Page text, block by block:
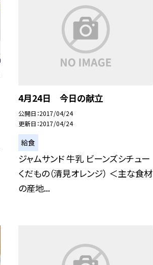
4月24日 今日の献立
公開日 2017/04/24
更新日 2017/04/24
給食
ジャムサンド 牛乳 ビーンズシチュー
くだもの（清見オレンジ） ＜主な食材
の産地...